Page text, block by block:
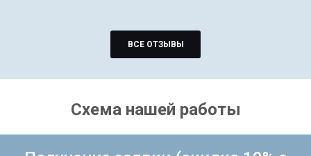
ВСЕ ОТЗЫВЫ
Схема нашей работы